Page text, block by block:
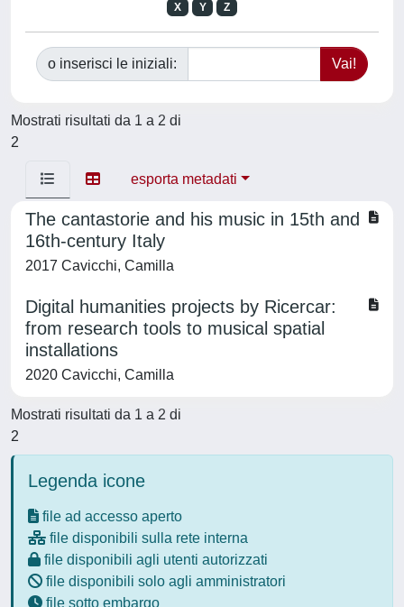
X
Y Z
o inserisci le iniziali:
Mostrati risultati da 1 a 2 di
2
esporta metadati
The cantastorie and his music in 15th and
16th-century Italy
2017 Cavicchi, Camilla
Digital humanities projects by Ricercar:
from research tools to musical spatial
installations
2020 Cavicchi, Camilla
Mostrati risultati da 1 a 2 di
2
Legenda icone
file ad accesso aperto
file disponibili sulla rete interna
file disponibili agli utenti autorizzati
file disponibili solo agli amministratori
file sotto embargo